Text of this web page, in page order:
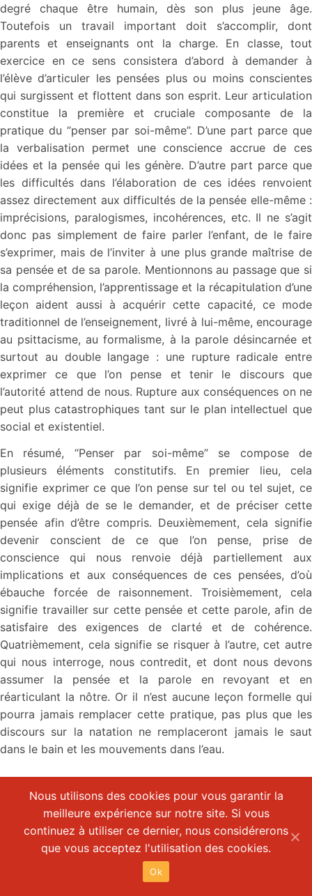
degré chaque être humain, dès son plus jeune âge.
Toutefois un travail important doit s’accomplir, dont
parents et enseignants ont la charge. En classe, tout
exercice en ce sens consistera d’abord à demander à
l’élève d’articuler les pensées plus ou moins conscientes
qui surgissent et flottent dans son esprit. Leur articulation
constitue la première et cruciale composante de la
pratique du “penser par soi-même”. D’une part parce que
la verbalisation permet une conscience accrue de ces
idées et la pensée qui les génère. D’autre part parce que
les difficultés dans l’élaboration de ces idées renvoient
assez directement aux difficultés de la pensée elle-même :
imprécisions, paralogismes, incohérences, etc. Il ne s’agit
donc pas simplement de faire parler l’enfant, de le faire
s’exprimer, mais de l’inviter à une plus grande maîtrise de
sa pensée et de sa parole. Mentionnons au passage que si
la compréhension, l’apprentissage et la récapitulation d’une
leçon aident aussi à acquérir cette capacité, ce mode
traditionnel de l’enseignement, livré à lui-même, encourage
au psittacisme, au formalisme, à la parole désincarnée et
surtout au double langage : une rupture radicale entre
exprimer ce que l’on pense et tenir le discours que
l’autorité attend de nous. Rupture aux conséquences on ne
peut plus catastrophiques tant sur le plan intellectuel que
social et existentiel.
En résumé, “Penser par soi-même” se compose de
plusieurs éléments constitutifs. En premier lieu, cela
signifie exprimer ce que l’on pense sur tel ou tel sujet, ce
qui exige déjà de se le demander, et de préciser cette
pensée afin d’être compris. Deuxièmement, cela signifie
devenir conscient de ce que l’on pense, prise de
conscience qui nous renvoie déjà partiellement aux
implications et aux conséquences de ces pensées, d’où
ébauche forcée de raisonnement. Troisièmement, cela
signifie travailler sur cette pensée et cette parole, afin de
satisfaire des exigences de clarté et de cohérence.
Quatrièmement, cela signifie se risquer à l’autre, cet autre
qui nous interroge, nous contredit, et dont nous devons
assumer la pensée et la parole en revoyant et en
réarticulant la nôtre. Or il n’est aucune leçon formelle qui
pourra jamais remplacer cette pratique, pas plus que les
discours sur la natation ne remplaceront jamais le saut
dans le bain et les mouvements dans l’eau.
4 – Être soi-même
Aussi choquant que puisse paraître pour certains une telle
affirmation, aller à l’école est une activité aliénante pour le
sujet existant et pensant qu’est l’enfant. Ceci dit, afin de
rassurer quelque peu, ajoutons que toute activité
Nous utilisons des cookies pour vous garantir la
meilleure expérience sur notre site. Si vous
continuez à utiliser ce dernier, nous considérerons
que vous acceptez l'utilisation des cookies.
Ok